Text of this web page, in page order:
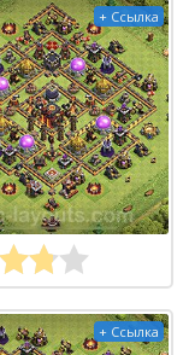
+ Ссылка
+ Ссылка